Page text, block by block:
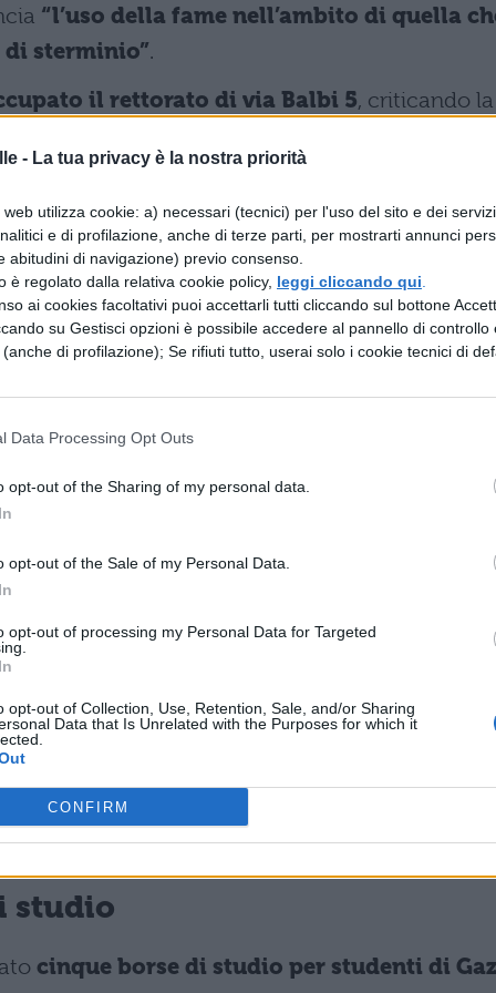
- La tua privacy è la nostra priorità
utilizza cookie: a) necessari (tecnici) per l'uso del sito e dei
e di profilazione, anche di terze parti, per mostrarti annunci
abitudini di navigazione) previo consenso.
è regolato dalla relativa cookie policy, leggi cliccando qui
ai cookies facoltativi puoi accettarli tutti cliccando sul bottone
su Gestisci opzioni è possibile accedere al pannello di controllo
di profilazione); Se rifiuti tutto, userai solo i cookie tecnici di
Data Processing Opt Outs
opt-out of the Sharing of my personal data.
opt-out of the Sale of my Personal Data.
opt-out of processing my Personal Data for Targeted
opt-out of Collection, Use, Retention, Sale, and/or Sharing
Data that Is Unrelated with the Purposes for which it
CONFIRM
“l’uso della fame nell’ambito di quella
sterminio”.
il rettorato di via Balbi 5, criticando la
online la seduta del Senato accademico.
e il genocidio in Palestina, blocchiamo
aCatania, dove un appello promosso da
oltre 2.000 studenti hanno sottoscritto
dell’ateneo.
Bernini
Ricerca,Anna Maria Bernini
alcuni atenei italiani durante le proteste a
vicinanza al popolo palestinese”
le occupazioni e i blocchi come forme
l’ingresso in aula a studenti e
dell’ordine” che si contribuisce alla
La ministra ha ribadito l’
studio e il confronto sia garantito
.
studio
cinque borse di studio per studenti di